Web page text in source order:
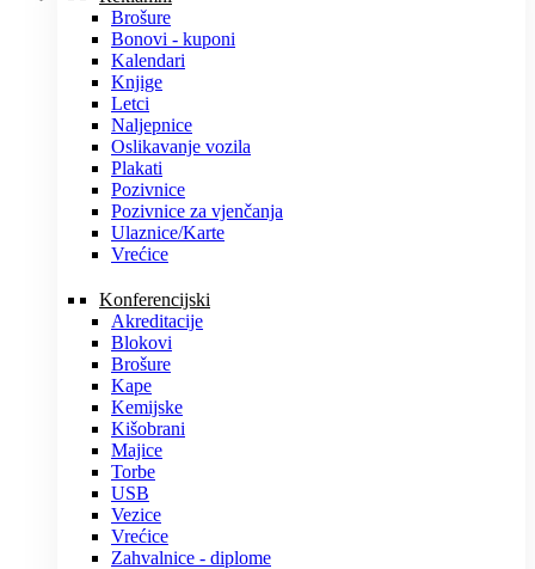
Brošure
Bonovi - kuponi
Kalendari
Knjige
Letci
Naljepnice
Oslikavanje vozila
Plakati
Pozivnice
Pozivnice za vjenčanja
Ulaznice/Karte
Vrećice
Konferencijski
Akreditacije
Blokovi
Brošure
Kape
Kemijske
Kišobrani
Majice
Torbe
USB
Vezice
Vrećice
Zahvalnice - diplome